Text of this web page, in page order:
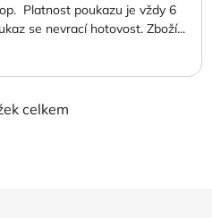
Platnost poukazu je vždy 6
se nevrací hotovost. Zboží...
Ocelkem